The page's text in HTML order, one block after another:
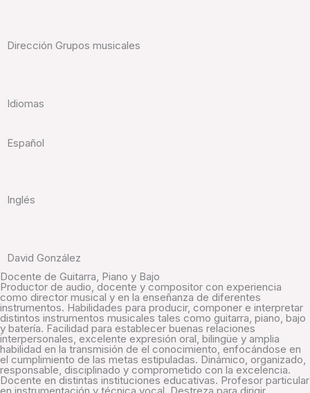
Dirección Grupos musicales
Idiomas
Español
Inglés
David González
Docente de Guitarra, Piano y Bajo
Productor de audio, docente y compositor con experiencia
como director musical y en la enseñanza de diferentes
instrumentos. Habilidades para producir, componer e interpretar
distintos instrumentos musicales tales como guitarra, piano, bajo
y batería. Facilidad para establecer buenas relaciones
interpersonales, excelente expresión oral, bilingüe y amplia
habilidad en la transmisión de el conocimiento, enfocándose en
el cumplimiento de las metas estipuladas. Dinámico, organizado,
responsable, disciplinado y comprometido con la excelencia.
Docente en distintas instituciones educativas. Profesor particular